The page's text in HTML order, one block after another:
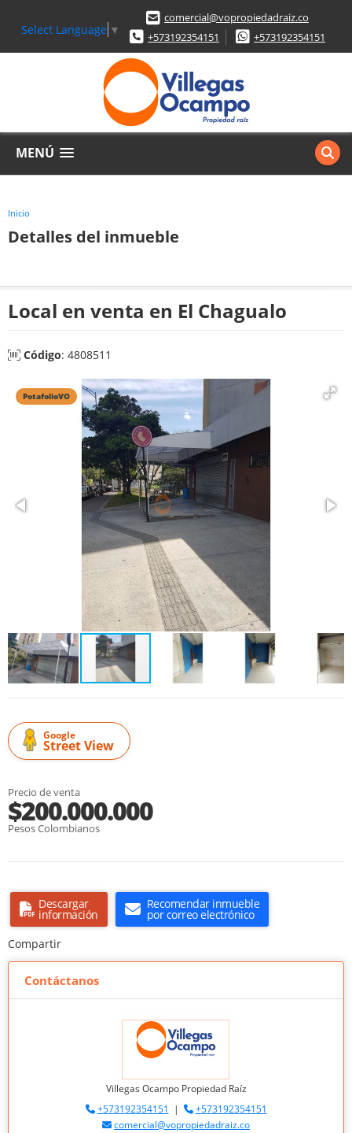
Select Language ▼
comercial@vopropiedadraiz.co
+573192354151
+573192354151
MENÚ
Inicio
Detalles del inmueble
Local en venta en El Chagualo
Código: 4808511
PotafolioVO
Google
Street View
Precio de venta
$200.000.000
Pesos Colombianos
Descargar
información
Recomendar inmueble
por correo electrónico
Compartir
Contáctanos
Villegas Ocampo Propiedad Raíz
+573192354151 |
+573192354151
comercial@vopropiedadraiz.co